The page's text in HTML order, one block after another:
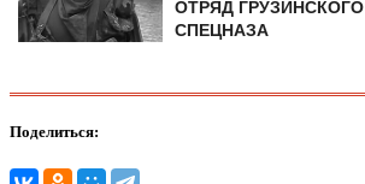
ОТРЯД ГРУЗИНСКОГО
СПЕЦНАЗА
Поделиться: